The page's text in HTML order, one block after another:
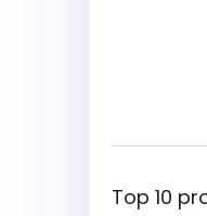
Top 10